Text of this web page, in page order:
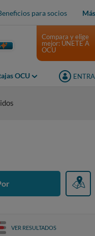
para socios
OCU ENTRA
Compara y elige
mejor: ÚNETE A
OCU
VER RESULTADOS